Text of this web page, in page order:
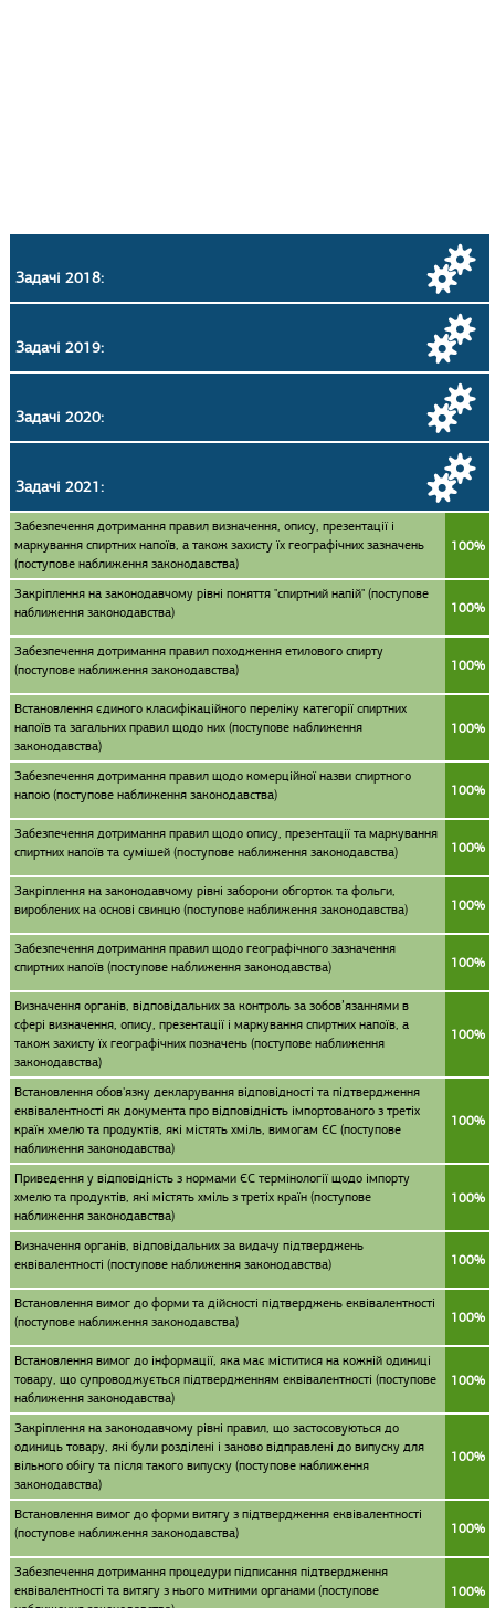
Задачі 2018:
Задачі 2019:
Задачі 2020:
Задачі 2021:
Забезпечення дотримання правил визначення, опису, презентації і
маркування спиртних напоїв, а також захисту їх географічних зазначень
(поступове наближення законодавства)
100%
Закріплення на законодавчому рівні поняття "спиртний напій" (поступове
наближення законодавства)
100%
Забезпечення дотримання правил походження етилового спирту
(поступове наближення законодавства)
100%
Встановлення єдиного класифікаційного переліку категорії спиртних
напоїв та загальних правил щодо них (поступове наближення
законодавства)
100%
Забезпечення дотримання правил щодо комерційної назви спиртного
напою (поступове наближення законодавства)
100%
Забезпечення дотримання правил щодо опису, презентації та маркування
спиртних напоїв та сумішей (поступове наближення законодавства)
100%
Закріплення на законодавчому рівні заборони обгорток та фольги,
вироблених на основі свинцю (поступове наближення законодавства)
100%
Забезпечення дотримання правил щодо географічного зазначення
спиртних напоїв (поступове наближення законодавства)
100%
Визначення органів, відповідальних за контроль за зобов’язаннями в
сфері визначення, опису, презентації і маркування спиртних напоїв, а
також захисту їх географічних позначень (поступове наближення
законодавства)
100%
Встановлення обов'язку декларування відповідності та підтвердження
еквівалентності як документа про відповідність імпортованого з третіх
країн хмелю та продуктів, які містять хміль, вимогам ЄС (поступове
наближення законодавства)
100%
Приведення у відповідність з нормами ЄС термінології щодо імпорту
хмелю та продуктів, які містять хміль з третіх країн (поступове
наближення законодавства)
100%
Визначення органів, відповідальних за видачу підтверджень
еквівалентності (поступове наближення законодавства)
100%
Встановлення вимог до форми та дійсності підтверджень еквівалентності
(поступове наближення законодавства)
100%
Встановлення вимог до інформації, яка має міститися на кожній одиниці
товару, що супроводжується підтвердженням еквівалентності (поступове
наближення законодавства)
100%
Закріплення на законодавчому рівні правил, що застосовуються до
одиниць товару, які були розділені і заново відправлені до випуску для
вільного обігу та після такого випуску (поступове наближення
законодавства)
100%
Встановлення вимог до форми витягу з підтвердження еквівалентності
(поступове наближення законодавства)
100%
Забезпечення дотримання процедури підписання підтвердження
еквівалентності та витягу з нього митними органами (поступове
100%